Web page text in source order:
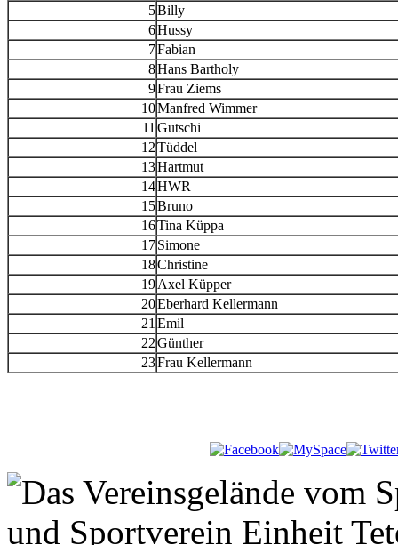
5Billy
6Hussy
7Fabian
8Hans Bartholy
9Frau Ziems
10Manfred Wimmer
11 Gutschi
12Tüddel
13Hartmut
14HWR
15Bruno
16Tina Küppa
17Simone
18Christine
19Axel Küpper
20Eberhard Kellermann
21 Emil
22Günther
23Frau Kellermann